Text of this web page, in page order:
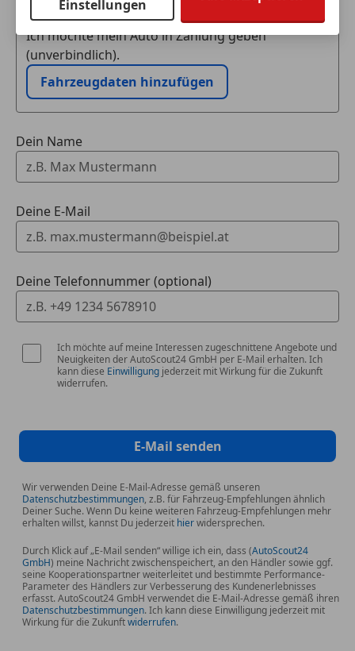
Ich möchte mein Auto in Zahlung geben
(unverbindlich).
Fahrzeugdaten hinzufügen
Dein Name
Deine E-Mail
Deine Telefonnummer (optional)
Ich möchte auf meine Interessen zugeschnittene Angebote und
Neuigkeiten der AutoScout24 GmbH per E-Mail erhalten. Ich
kann diese Einwilligung jederzeit mit Wirkung für die Zukunft
widerrufen.
E-Mail senden
Wir verwenden Deine E-Mail-Adresse gemäß unseren
Datenschutzbestimmungen, z.B. für Fahrzeug-Empfehlungen ähnlich
Deiner Suche. Wenn Du keine weiteren Fahrzeug-Empfehlungen mehr
erhalten willst, kannst Du jederzeit hierwidersprechen.
Durch Klick auf „E-Mail senden“ willige ich ein, dass (AutoScout24
GmbH) meine Nachricht zwischenspeichert, an den Händler sowie ggf.
seine Kooperationspartner weiterleitet und bestimmte Performance-
Parameter des Händlers zur Verbesserung des Kundenerlebnisses
erfasst. AutoScout24 GmbH verwendet die E-Mail-Adresse gemäß ihren
Datenschutzbestimmungen. Ich kann diese Einwilligung jederzeit mit
Wirkung für die Zukunftwiderrufen.
Einstellungen